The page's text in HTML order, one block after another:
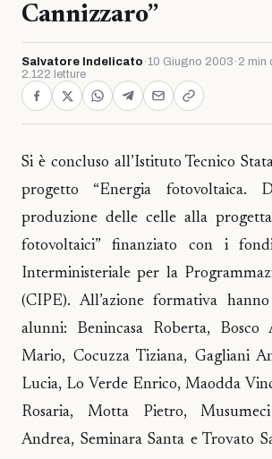
Cannizzaro”
Salvatore Indelicato ·10 Giugno 2003 · 2 min
2.122 letture
Si è concluso all’Istituto Tecnico
progetto “Energia fotovoltaica.
produzione delle celle alla
fotovoltaici” finanziato con i
Interministeriale per la
(CIPE). All’azione formativa
alunni: Benincasa Roberta, Bosco
Mario, Cocuzza Tiziana, Gagliani
Lucia, Lo Verde Enrico, Maodda
Rosaria, Motta Pietro,
Andrea, Seminara Santa e Trovato